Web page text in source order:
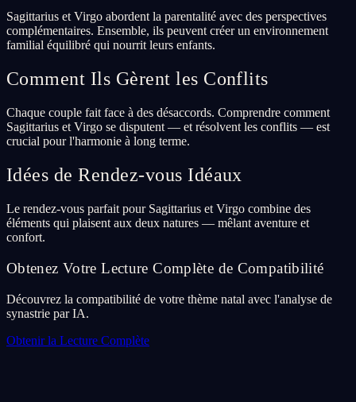
Sagittarius et Virgo abordent la parentalité avec des perspectives
complémentaires. Ensemble, ils peuvent créer un environnement
familial équilibré qui nourrit leurs enfants.
Comment Ils Gèrent les Conflits
Chaque couple fait face à des désaccords. Comprendre comment
Sagittarius et Virgo se disputent — et résolvent les conflits — est
crucial pour l'harmonie à long terme.
Idées de Rendez-vous Idéaux
Le rendez-vous parfait pour Sagittarius et Virgo combine des
éléments qui plaisent aux deux natures — mêlant aventure et
confort.
Obtenez Votre Lecture Complète de Compatibilité
Découvrez la compatibilité de votre thème natal avec l'analyse de
synastrie par IA.
Obtenir la Lecture Complète